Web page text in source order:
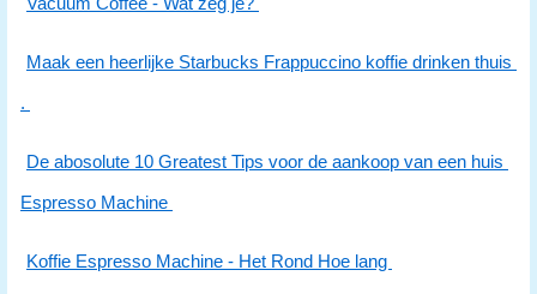
Maak een heerlijke Starbucks Frappuccino koffie drinken thuis
.
De abosolute 10 Greatest Tips voor de aankoop van een huis
Espresso Machine
Koffie Espresso Machine - Het Rond Hoe lang